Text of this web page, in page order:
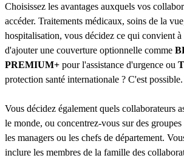
Choisissez les avantages auxquels vos
accéder. Traitements médicaux, soins de la
hospitalisation, vous décidez ce qui convient
d'ajouter une couverture optionnelle comme
PREMIUM+ pour l'assistance d'urgence ou
protection santé internationale ? C'est possible.
Vous décidez également quels collaborateurs
le monde, ou concentrez-vous sur des
les managers ou les chefs de département.
inclure les membres de la famille des